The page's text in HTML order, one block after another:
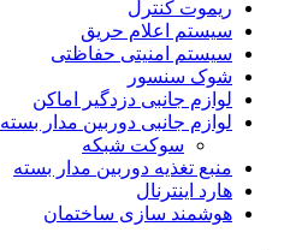
ریموت کنترل
سیستم اعلام حریق
سیستم امنیتی حفاظتی
شوک سنسور
لوازم جانبی دزدگیر اماکن
لوازم جانبی دوربین مدار بسته
سوکت شبکه
منبع تغذیه دوربین مدار بسته
هارد اینترنال
هوشمند سازی ساختمان